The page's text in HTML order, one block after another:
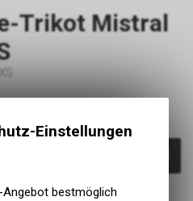
Trikot Mistral
Warenkorb
Einstellungen
Angebot bestmöglich